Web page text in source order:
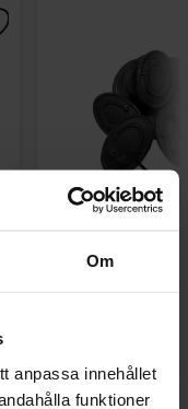
Om
anpassa innehållet
funktioner
Køb